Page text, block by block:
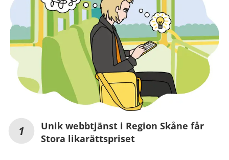
Unik webbtjänst i Region Skåne får
Stora likarättspriset